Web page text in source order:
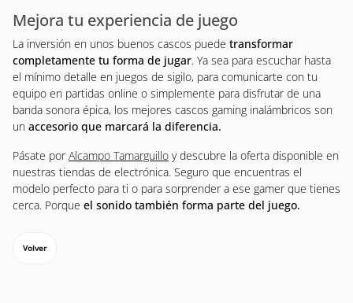
Mejora tu experiencia de juego
La inversión en unos buenos cascos puede transformar
completamente tu forma de jugar. Ya sea para escuchar hasta
el mínimo detalle en juegos de sigilo, para comunicarte con tu
equipo en partidas online o simplemente para disfrutar de una
banda sonora épica, los mejores cascos gaming inalámbricos son
un accesorio que marcará la diferencia.
Pásate porAlcampo Tamarguillo y descubre la oferta disponible en
nuestras tiendas de electrónica. Seguro que encuentras el
modelo perfecto para ti o para sorprender a ese gamer que tienes
cerca. Porque el sonido también forma parte del juego.
Volver